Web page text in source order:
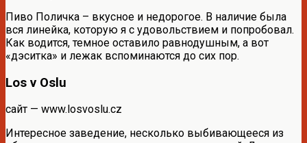
Пиво Поличка – вкусное и недорогое. В наличие была
вся линейка, которую я с удовольствием и попробовал.
Как водится, темное оставило равнодушным, а вот
«дэситка» и лежак вспоминаются до сих пор.
Los v Oslu
сайт — www.losvoslu.cz
Интересное заведение, несколько выбивающееся из